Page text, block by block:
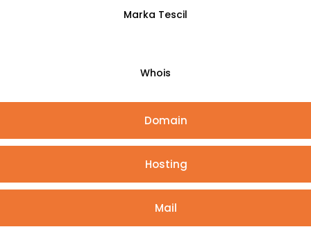
Marka Tescil
Whois
Domain
Hosting
Mail